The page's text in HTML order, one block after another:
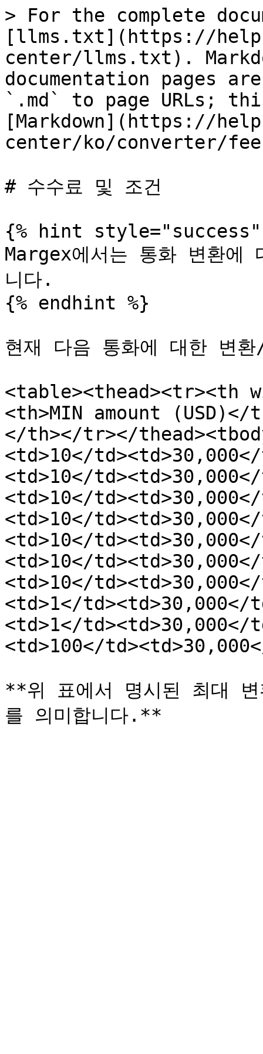
> For the complete
[llms.txt](https://
center/llms.txt).
documentation pages
`.md` to page URLs;
[Markdown](https://
center/ko/converter/
# 수수료 및 조건
{% hint style="success"
Margex에서는 통화 변환에
니다.
{% endhint %}
현재 다음 통화에 대한 변
<table><thead><tr><th
<th>MIN amount
</th></tr></
<td>10</
<td>10</
<td>10</
<td>10</
<td>10</
<td>10</
<td>10</
<td>1</td><td>30,000</
<td>1</td><td>30,000</
<td>100</
**위 표에서 명시된 최대